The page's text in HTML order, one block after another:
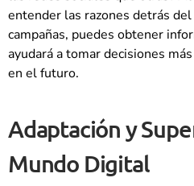
entender las razones detrás
campañas, puedes obtener
ayudará a tomar decisiones
en el futuro.
Adaptación y
Mundo Digital